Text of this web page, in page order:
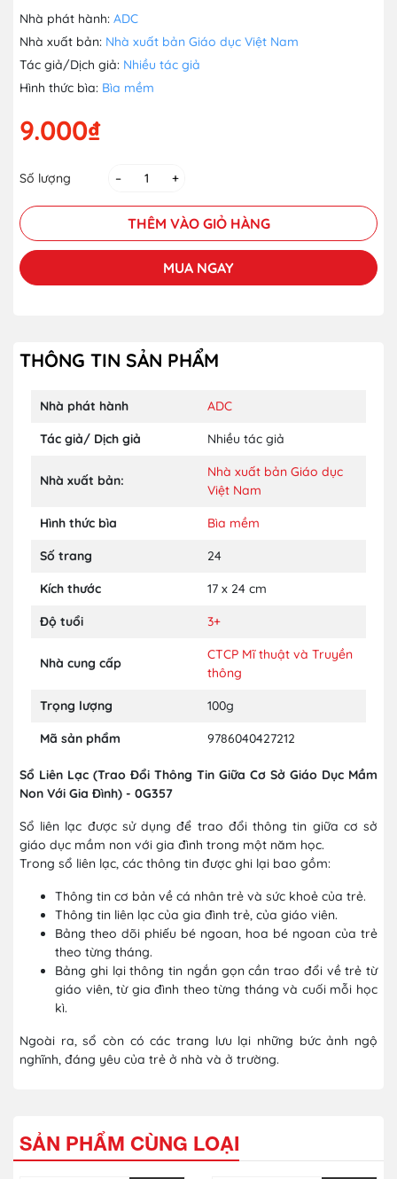
Nhà phát hành: ADC
Nhà xuất bản: Nhà xuất bản Giáo dục Việt Nam
Tác giả/Dịch giả: Nhiều tác giả
Hình thức bìa: Bìa mềm
9.000₫
Số lượng – +
THÊM VÀO GIỎ HÀNG
MUA NGAY
THÔNG TIN SẢN PHẨM
Nhà phát hành ADC
Tác giả/ Dịch giả Nhiều tác giả
Nhà xuất bản:
Nhà xuất bản Giáo dục
Việt Nam
Hình thức bìa Bìa mềm
Số trang 24
Kích thước 17 x 24 cm
Độ tuổi 3+
Nhà cung cấp
CTCP Mĩ thuật và Truyền
thông
Trọng lượng 100g
Mã sản phẩm 9786040427212
Sổ Liên Lạc (Trao Đổi Thông Tin Giữa Cơ Sở Giáo Dục Mầm
Non Với Gia Đình) - 0G357
Sổ liên lạc được sử dụng để trao đổi thông tin giữa cơ sở
giáo dục mầm non với gia đình trong một năm học.
Trong sổ liên lạc, các thông tin được ghi lại bao gồm:
Thông tin cơ bản về cá nhân trẻ và sức khoẻ của trẻ.
Thông tin liên lạc của gia đình trẻ, của giáo viên.
Bảng theo dõi phiếu bé ngoan, hoa bé ngoan của trẻ
theo từng tháng.
Bảng ghi lại thông tin ngắn gọn cần trao đổi về trẻ từ
giáo viên, từ gia đình theo từng tháng và cuối mỗi học
kì.
Ngoài ra, sổ còn có các trang lưu lại những bức ảnh ngộ
nghĩnh, đáng yêu của trẻ ở nhà và ở trường.
SẢN PHẨM CÙNG LOẠI